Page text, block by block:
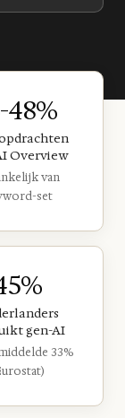
48%
Overview
van
set
gen-AI
33%